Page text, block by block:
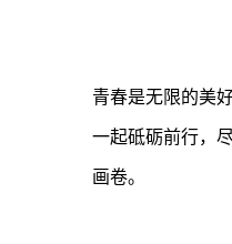
青春是无限的美
一起砥砺前行，
画卷。